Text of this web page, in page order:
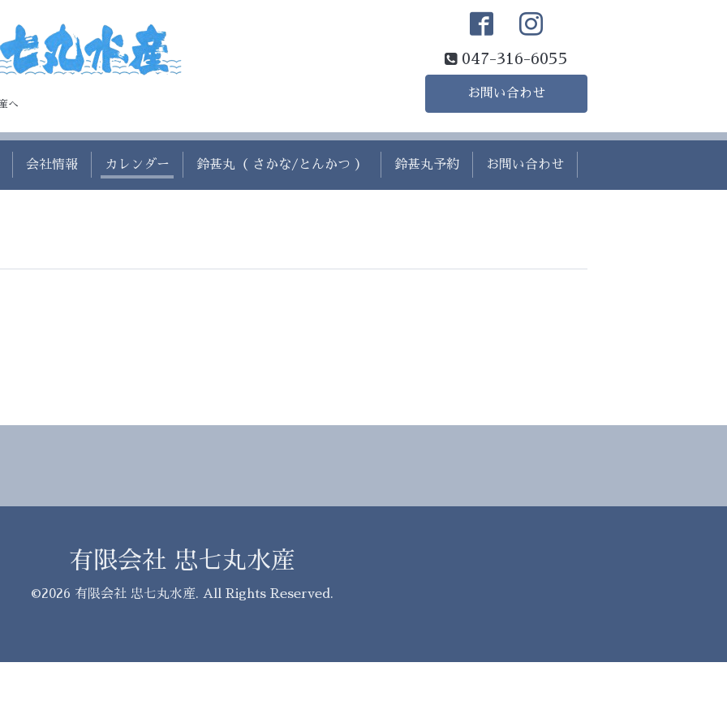
へ
047-316-6055
お問い合わせ
会社情報 カレンダー 鈴甚丸（ さかな/とんかつ ） 鈴甚丸予約 お問い合わせ
有限会社 忠七丸水産
©2026 有限会社 忠七丸水産. All Rights Reserved.